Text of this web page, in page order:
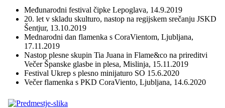
Međunarodni festival čipke Lepoglava, 14.9.2019
20. let v skladu skulturo, nastop na regijskem srečanju JSKD
Šentjur, 13.10.2019
Mednarodni dan flamenka s CoraVientom, Ljubljana,
17.11.2019
Nastop plesne skupin Tia Juana in Flame&co na prireditvi
Večer Španske glasbe in plesa, Mislinja, 15.11.2019
Festival Ukrep s plesno minijaturo SO 15.6.2020
Večer flamenka s PKD CoraViento, Ljubljana, 14.6.2020